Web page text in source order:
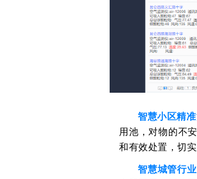
智慧小区精准
用池，对物的不
和有效处置，切
智慧城管行